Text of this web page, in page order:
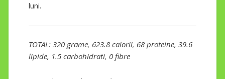
luni.
TOTAL: 320 grame, 623.8 calorii, 68 proteine, 39.6
lipide, 1.5 carbohidrati, 0 fibre